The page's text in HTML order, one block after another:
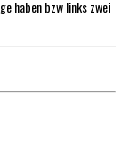
haben bzw links zwei